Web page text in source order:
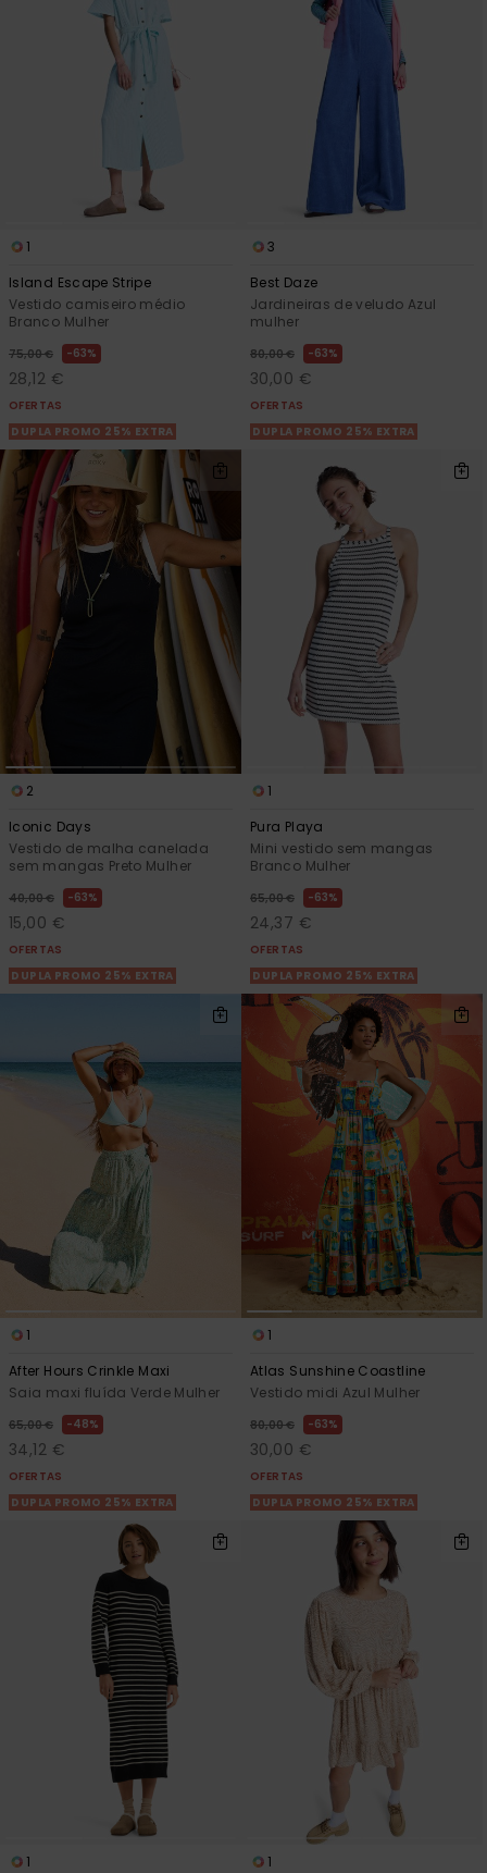
1
Island Escape Stripe
Vestido camiseiro médio
Branco Mulher
75,00 € 63%
28,12 €
OFERTAS
DUPLA PROMO 25% EXTRA
3
Best Daze
Jardineiras de veludo Azul
mulher
80,00 € 63%
30,00 €
OFERTAS
DUPLA PROMO 25% EXTRA
2
Iconic Days
Vestido de malha canelada
sem mangas Preto Mulher
40,00 € 63%
15,00 €
OFERTAS
DUPLA PROMO 25% EXTRA
1
Pura Playa
Mini vestido sem mangas
Branco Mulher
65,00 € 63%
24,37 €
OFERTAS
DUPLA PROMO 25% EXTRA
1
After Hours Crinkle Maxi
Saia maxi fluída Verde Mulher
65,00 € 48%
34,12 €
OFERTAS
DUPLA PROMO 25% EXTRA
1
Atlas Sunshine Coastline
Vestido midi Azul Mulher
80,00 € 63%
30,00 €
OFERTAS
DUPLA PROMO 25% EXTRA
1
1